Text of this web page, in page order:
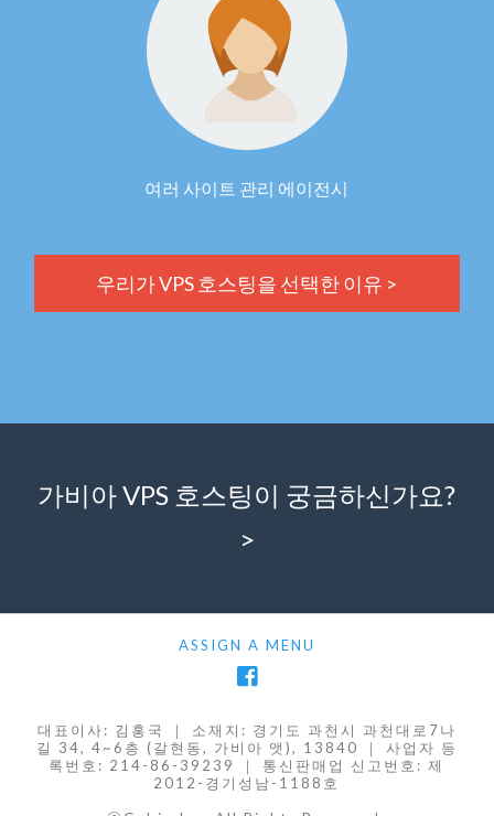
여러 사이트 관리 에이전시
우리가 VPS 호스팅을 선택한 이유 >
가비아 VPS 호스팅이 궁금하신가요?
>
ASSIGN A MENU
대표이사: 김홍국 ｜ 소재지: 경기도 과천시 과천대로7나
길 34, 4~6층 (갈현동, 가비아 앳), 13840 ｜ 사업자 등
록번호: 214-86-39239 ｜ 통신판매업 신고번호: 제
2012-경기성남-1188호